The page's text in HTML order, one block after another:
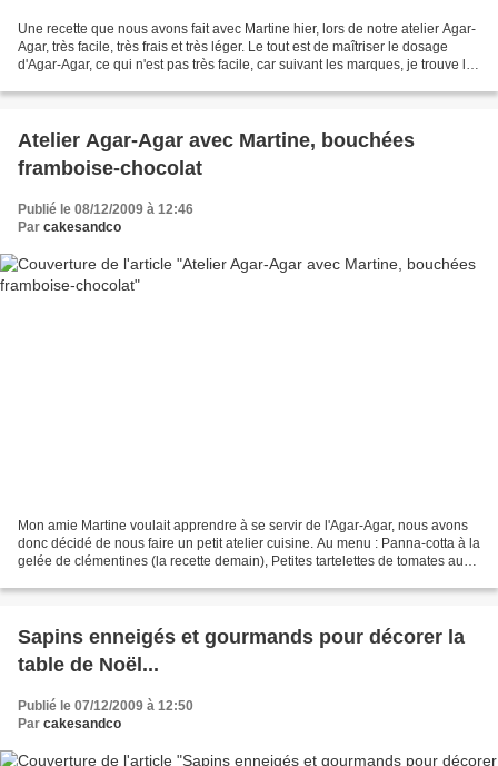
Une recette que nous avons fait avec Martine hier, lors de notre atelier Agar-
Agar, très facile, très frais et très léger. Le tout est de maîtriser le dosage
d'Agar-Agar, ce qui n'est pas très facile, car suivant les marques, je trouve la
Atelier Agar-Agar avec Martine, bouchées
framboise-chocolat
Publié le 08/12/2009 à 12:46
Par cakesandco
Mon amie Martine voulait apprendre à se servir de l'Agar-Agar, nous avons
donc décidé de nous faire un petit atelier cuisine. Au menu : Panna-cotta à la
gelée de clémentines (la recette demain), Petites tartelettes de tomates au
Sapins enneigés et gourmands pour décorer la
table de Noël...
Publié le 07/12/2009 à 12:50
Par cakesandco